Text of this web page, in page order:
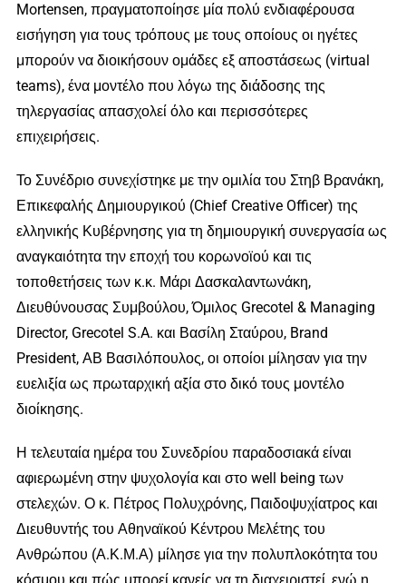
Mortensen, πραγματοποίησε μία πολύ ενδιαφέρουσα
εισήγηση για τους τρόπους με τους οποίους οι ηγέτες
μπορούν να διοικήσουν ομάδες εξ αποστάσεως (virtual
teams), ένα μοντέλο που λόγω της διάδοσης της
τηλεργασίας απασχολεί όλο και περισσότερες
επιχειρήσεις.
Το Συνέδριο συνεχίστηκε με την ομιλία του Στηβ Βρανάκη,
Επικεφαλής Δημιουργικού (Chief Creative Officer) της
ελληνικής Κυβέρνησης για τη δημιουργική συνεργασία ως
αναγκαιότητα την εποχή του κορωνοϊού και τις
τοποθετήσεις των κ.κ. Μάρι Δασκαλαντωνάκη,
Διευθύνουσας Συμβούλου, Όμιλος Grecotel & Managing
Director, Grecotel S.A. και Βασίλη Σταύρου, Brand
President, ΑΒ Βασιλόπουλος, οι οποίοι μίλησαν για την
ευελιξία ως πρωταρχική αξία στο δικό τους μοντέλο
διοίκησης.
Η τελευταία ημέρα του Συνεδρίου παραδοσιακά είναι
αφιερωμένη στην ψυχολογία και στο well being των
στελεχών. Ο κ. Πέτρος Πολυχρόνης, Παιδοψυχίατρος και
Διευθυντής του Αθηναϊκού Κέντρου Μελέτης του
Ανθρώπου (Α.Κ.Μ.Α) μίλησε για την πολυπλοκότητα του